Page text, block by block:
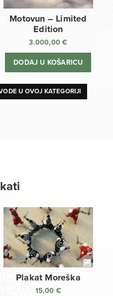
Motovun – Limited
Edition
3.000,00€
DODAJ U KOŠARICU
U OVOJ KATEGORIJI
Plakat Moreška
15,00 €